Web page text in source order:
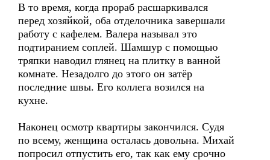
В то время, когда прораб расшаркивался
перед хозяйкой, оба отделочника завершали
работу с кафелем. Валера называл это
подтиранием соплей. Шамшур с помощью
тряпки наводил глянец на плитку в ванной
комнате. Незадолго до этого он затёр
последние швы. Его коллега возился на
кухне.
Наконец осмотр квартиры закончился. Судя
по всему, женщина осталась довольна. Михай
попросил отпустить его, так как ему срочно